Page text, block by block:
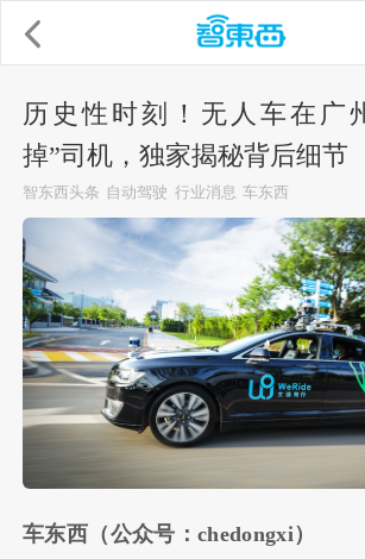
历史性时刻！无人车在广
掉”司机，独家揭秘背后细节
智东西头条 自动驾驶 行业消息 车东西
车东西（公众号： chedongxi）